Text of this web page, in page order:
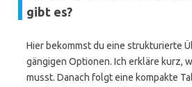
gibt es?
Hier bekommst du eine strukturierte
gängigen Optionen. Ich erkläre kurz,
musst. Danach folgt eine kompakte